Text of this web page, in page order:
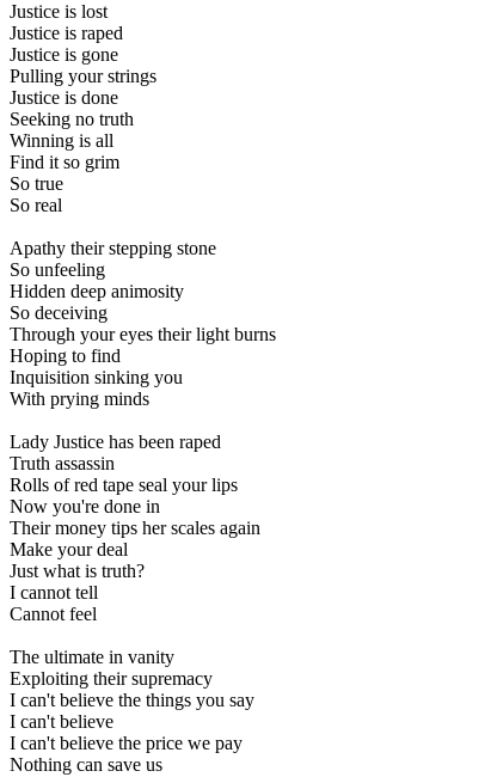
Justice is lost
Justice is raped
Justice is gone
Pulling your strings
Justice is done
Seeking no truth
Winning is all
Find it so grim
So true
So real
Apathy their stepping stone
So unfeeling
Hidden deep animosity
So deceiving
Through your eyes their light burns
Hoping to find
Inquisition sinking you
With prying minds
Lady Justice has been raped
Truth assassin
Rolls of red tape seal your lips
Now you're done in
Their money tips her scales again
Make your deal
Just what is truth?
I cannot tell
Cannot feel
The ultimate in vanity
Exploiting their supremacy
I can't believe the things you say
I can't believe
I can't believe the price we pay
Nothing can save us